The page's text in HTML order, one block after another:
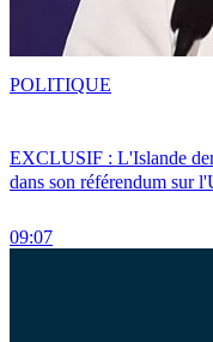
EXCLUSIF : L'Islande
dans son référendum sur
09:07
POLITIQUE